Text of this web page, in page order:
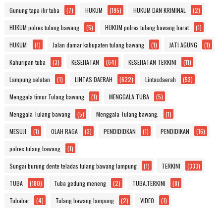
Gunung tapa ilir tuba (7) HUKUM (195) HUKUM DAN KRIMINAL (2)
HUKUM polres tulang bawang (5) HUKUM polres tulang bawang barat (1)
HUKUM' (1) Jalan damar kabupaten tulang bawang (1) JATI AGUNG (1)
Kahuripan tuba (3) KESEHATAN (64) KESEHATAN TERKINI (11)
Lampung selatan (1) LINTAS DAERAH (622) Lintasdaerah (53)
Menggala timur Tulang bawang (1) MENGGALA TUBA (5)
Menggala Tulang bawang (5) Menggala Tulang bawang. (1)
MESUJI (1) OLAH RAGA (3) PENDIDIDKAN (1) PENDIDIKAN (16)
polres tulang bawang (1)
Sungai burung dente teladas tulang bawang lampung (1) TERKINI (333)
TUBA (180) Tuba gedung meneng (2) TUBA.TERKINI (8)
Tubabar (4) Tulang bawang lampung (2) VIDEO (1)